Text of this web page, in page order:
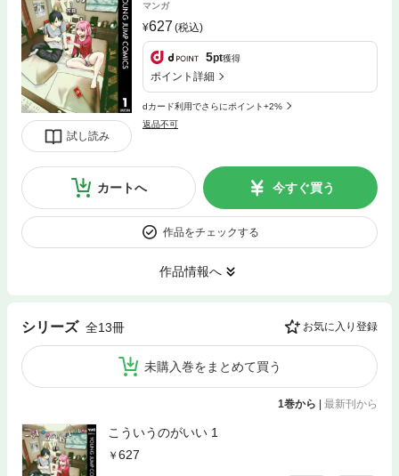
試し読み
マンガ
627 (税込)
5pt獲得
ポイント詳細
dカード利用でさらにポイント+2%
返品不可
カートへ 今すぐ買う
作品をチェックする
作品情報へ
シリーズ 全13冊 お気に入り登録
未購入巻をまとめて買う
1巻から 最新刊から
こういうのがいい 1
627